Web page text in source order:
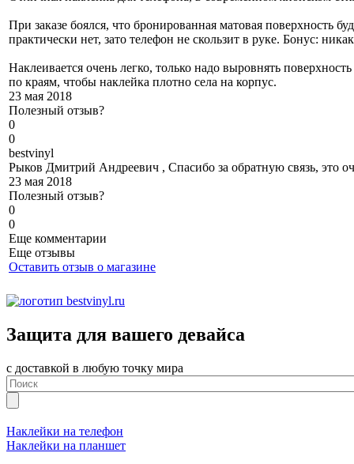
При заказе боялся, что бронированная матовая поверхность
практически нет, зато телефон не скользит в руке. Бонус:
Наклеивается очень легко, только надо выровнять
по краям, чтобы наклейка плотно села на корпус.
23 мая 2018
Полезный отзыв?
0
0
bestvinyl
Рыков Дмитрий Андреевич , Спасибо за обратную связь, это
23 мая 2018
Полезный отзыв?
0
0
Еще комментарии
Еще отзывы
Оставить отзыв о магазине
Защита для вашего девайса
с доставкой в любую точку мира
Наклейки на телефон
Наклейки на планшет